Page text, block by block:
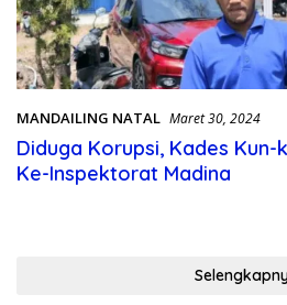
MANDAILING NATAL Maret 30, 2024
Diduga Korupsi, Kades
Ke-Inspektorat Madina